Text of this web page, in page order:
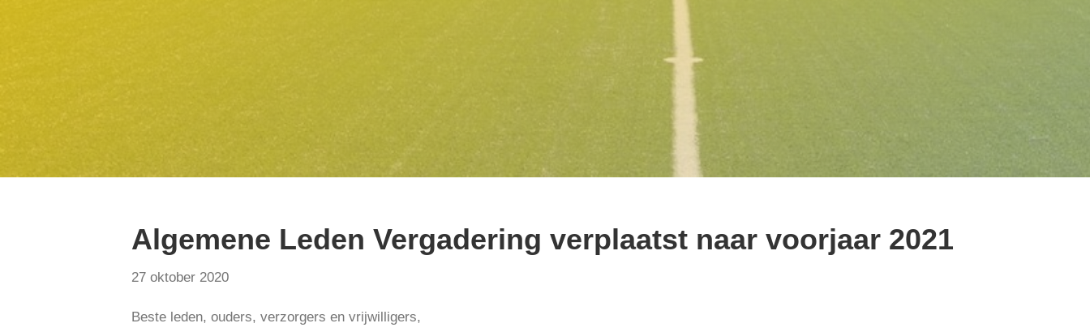
Algemene Leden Vergadering verplaatst naar voorjaar 2021
27 oktober 2020
Beste leden, ouders, verzorgers en vrijwilligers,